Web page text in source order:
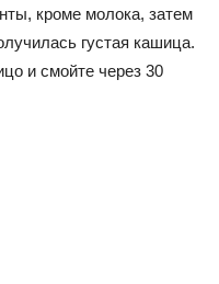
кроме молока, затем
густая кашица.
и смойте через 30